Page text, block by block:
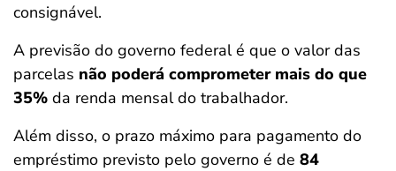
consignável.
A previsão do governo federal é que o valor das
parcelas não poderá comprometer mais do que
35% da renda mensal do trabalhador.
Além disso, o prazo máximo para pagamento do
empréstimo previsto pelo governo é de 84